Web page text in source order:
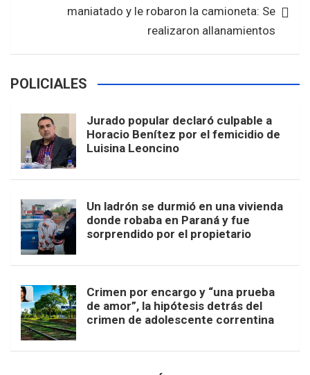
maniatado y le robaron la camioneta: Se
realizaron allanamientos
POLICIALES
Jurado popular declaró culpable a
Horacio Benítez por el femicidio de
Luisina Leoncino
Un ladrón se durmió en una vivienda
donde robaba en Paraná y fue
sorprendido por el propietario
Crimen por encargo y “una prueba
de amor”, la hipótesis detrás del
crimen de adolescente correntina